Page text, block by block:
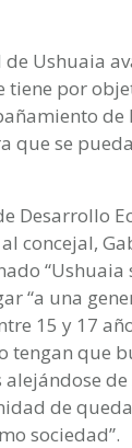
Ushuaia
tiene por
de
que se
Desarrollo
concejal,
“Ushuaia
“a una
15 y 17
tengan que
de
sociedad”.